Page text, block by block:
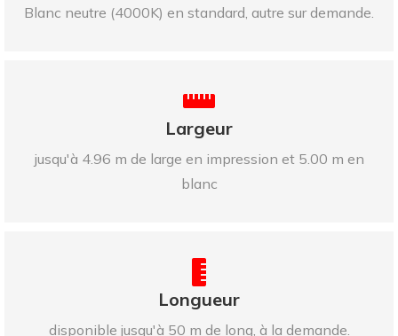
Blanc neutre (4000K) en standard, autre sur demande.
Largeur
jusqu'à 4.96 m de large en impression et 5.00 m en
blanc
Longueur
disponible jusqu'à 50 m de long, à la demande.